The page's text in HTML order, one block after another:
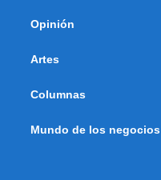
Opinión
Artes
Columnas
Mundo de los negocios